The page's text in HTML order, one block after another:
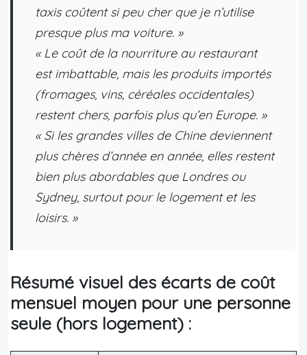
taxis coûtent si peu cher que je n’utilise
presque plus ma voiture. »
« Le coût de la nourriture au restaurant
est imbattable, mais les produits importés
(fromages, vins, céréales occidentales)
restent chers, parfois plus qu’en Europe. »
« Si les grandes villes de Chine deviennent
plus chères d’année en année, elles restent
bien plus abordables que Londres ou
Sydney, surtout pour le logement et les
loisirs. »
Résumé visuel des écarts de coût
mensuel moyen pour une personne
seule (hors logement) :